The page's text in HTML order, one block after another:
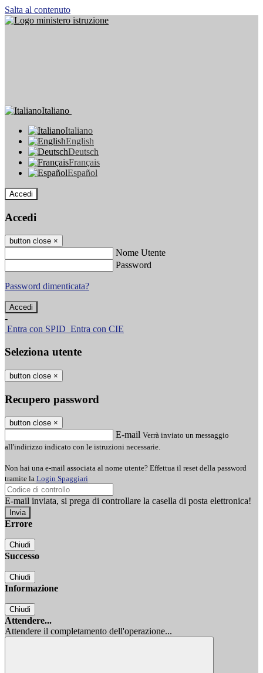
Salta al contenuto
Italiano
Italiano
English
Deutsch
Français
Español
Accedi
Accedi
button close ×
Nome Utente
Password
Password dimenticata?
-
Entra con SPID Entra con CIE
Seleziona utente
button close ×
Recupero password
button close ×
E-mail Verrà inviato un messaggio
all'indirizzo indicato con le istruzioni necessarie.
Non hai una e-mail associata al nome utente? Effettua il reset della password
tramite la Login Spaggiari
E-mail inviata, si prega di controllare la casella di posta elettronica!
Errore
Chiudi
Successo
Chiudi
Informazione
Chiudi
Attendere...
Attendere il completamento dell'operazione...